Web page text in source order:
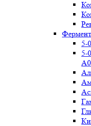
5-
5-